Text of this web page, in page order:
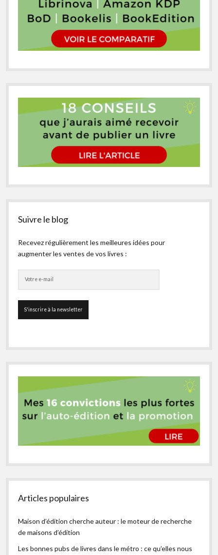
Suivre le blog
Recevez régulièrement les meilleures idées pour
augmenter les ventes de vos livres :
Articles populaires
Maison d’édition cherche auteur : le moteur de recherche
de maisons d’édition
Les bonnes pubs de livres dans le métro : ce qu’elles nous